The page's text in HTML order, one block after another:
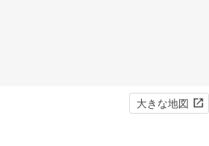
大きな地図